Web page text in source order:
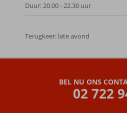
Duur: 20.00 - 22.30 uur
Terugkeer: late avond
BEL NU ONS
02 722